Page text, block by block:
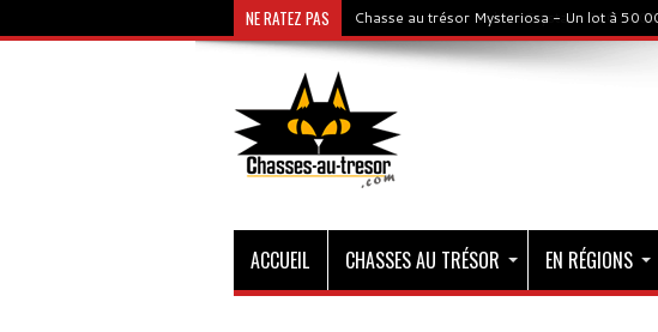
NE RATEZ PAS Chasse au trésor Gold & Crystal - 500 000$
ACCUEIL CHASSES AU TRÉSOR EN RÉGIONS